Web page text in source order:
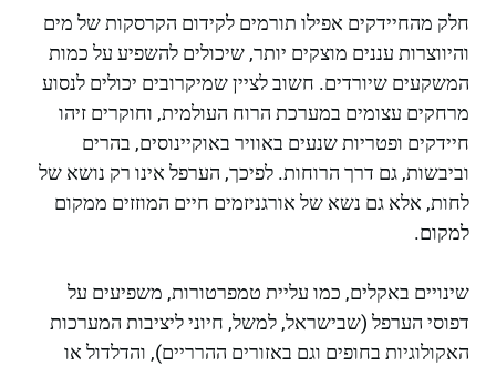
חלק מהחיידקים אפילו תורמים לקידום הקרסקות של מים
והיווצרות עננים מוצקים יותר, שיכולים להשפיע על כמות
המשקעים שיורדים. חשוב לציין שמיקרובים יכולים לנסוע
מרחקים עצומים במערכת הרוח העולמית, וחוקרים זיהו
חיידקים ופטריות שנעים באוויר באוקיינוסים, בהרים
וביבשות, גם דרך הרוחות. לפיכך, הערפל אינו רק נושא של
לחות, אלא גם נשא של אורגניזמים חיים המוזזים ממקום
למקום.
שינויים באקלים, כמו עליית טמפרטורות, משפיעים על
דפוסי הערפל (שבישראל, למשל, חיוני ליציבות המערכות
האקולוגיות בחופים וגם באזורים ההרריים), והדלדול או